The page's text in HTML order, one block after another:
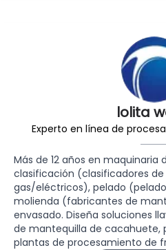
lolita
Experto en línea de
Más de 12 años en
clasificación (clasificadores
gas/eléctricos), pelado
molienda (fabricantes de
envasado. Diseña soluciones
de mantequilla de cacahuete,
plantas de procesamiento de